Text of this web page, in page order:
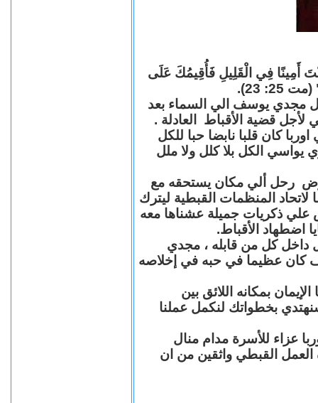
أَمِينًا فِي الْقَلِيلِ فَأُقِيمُكَ عَلَى
23).
مجدي يوسف الي السماء بعد
قضية الأقباط العادلة .
كان قلبا نابضا حبا للكل
يواسي الكل بلا كلل ولا ملل
رحل ألي مكان يستحقه مع
المنظمات القبطية ليترك
علي ذكريات جميلة عشناها معه
اضطهاد الأقباط.
داخل كل من قابله ، مجدي
عظيما في حبه في إخلاصه
بمكانه اللائق بين
بخطواتك لنكمل عملنا
عزاء للأسرة مدام منال
العمل القبطي واثقين من ان